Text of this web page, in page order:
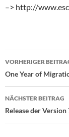
–> http://
VORHERIGER
One Year of
NÄCHSTER BEITRAG
Release der